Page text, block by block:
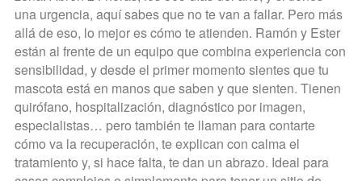
una urgencia, aquí sabes que no te van a fallar. Pero más
allá de eso, lo mejor es cómo te atienden. Ramón y Ester
están al frente de un equipo que combina experiencia con
sensibilidad, y desde el primer momento sientes que tu
mascota está en manos que saben y que sienten. Tienen
quirófano, hospitalización, diagnóstico por imagen,
especialistas… pero también te llaman para contarte
cómo va la recuperación, te explican con calma el
tratamiento y, si hace falta, te dan un abrazo. Ideal para